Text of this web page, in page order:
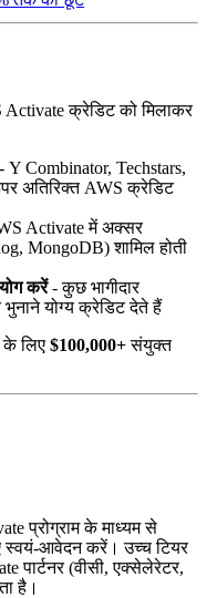
Activate क्रेडिट को मिलाकर
Y Combinator, Techstars,
अतिरिक्त AWS क्रेडिट
Activate में अक्सर
MongoDB) शामिल होती
करें- कुछ भागीदार
भुनाने योग्य क्रेडिट देते हैं
के लिए $100,000+संयुक्त
प्रोग्राम के माध्यम से
आवेदन करें। उच्च टियर
पार्टनर (वीसी, एक्सेलेरेटर,
है।